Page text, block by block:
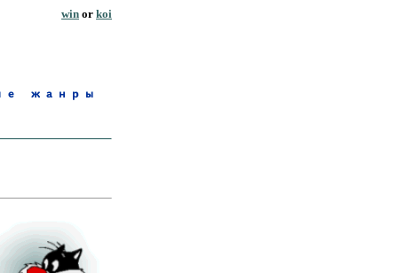
win or koi